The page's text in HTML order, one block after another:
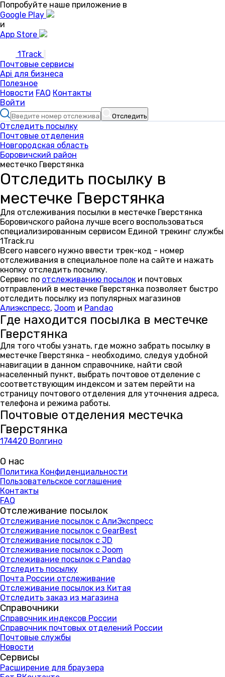
Попробуйте наше приложение в
Google Play
и
App Store
1Track
Почтовые сервисы
Api для бизнеса
Полезное
Новости FAQ Контакты
Войти
Отследить
Отследить посылку
Почтовые отделения
Новгородская область
Боровичский район
местечко Гверстянка
Отследить посылку в
местечке Гверстянка
Для отслеживания посылки в местечке Гверстянка
Боровичского района лучше всего воспользоваться
специализированным сервисом Единой трекинг службы
1Track.ru
Всего навсего нужно ввести трек-код - номер
отслеживания в специальное поле на сайте и нажать
кнопку отследить посылку.
Сервис по отслеживанию посылок и почтовых
отправлений в местечке Гверстянка позволяет быстро
отследить посылку из популярных магазинов
Алиэкспресс, Joom и Pandao
Где находится посылка в местечке
Гверстянка
Для того чтобы узнать, где можно забрать посылку в
местечке Гверстянка - необходимо, следуя удобной
навигации в данном справочнике, найти свой
населенный пункт, выбрать почтовое отделение с
соответствующим индексом и затем перейти на
страницу почтового отделения для уточнения адреса,
телефона и режима работы.
Почтовые отделения местечка
Гверстянка
174420 Волгино
О нас
Политика Конфиденциальности
Пользовательское соглашение
Контакты
FAQ
Отслеживание посылок
Отслеживание посылок с АлиЭкспресс
Отслеживание посылок с GearBest
Отслеживание посылок с JD
Отслеживание посылок с Joom
Отслеживание посылок с Pandao
Отследить посылку
Почта России отслеживание
Отслеживание посылок из Китая
Отследить заказ из магазина
Справочники
Справочник индексов России
Справочник почтовых отделений России
Почтовые службы
Новости
Сервисы
Расширение для браузера